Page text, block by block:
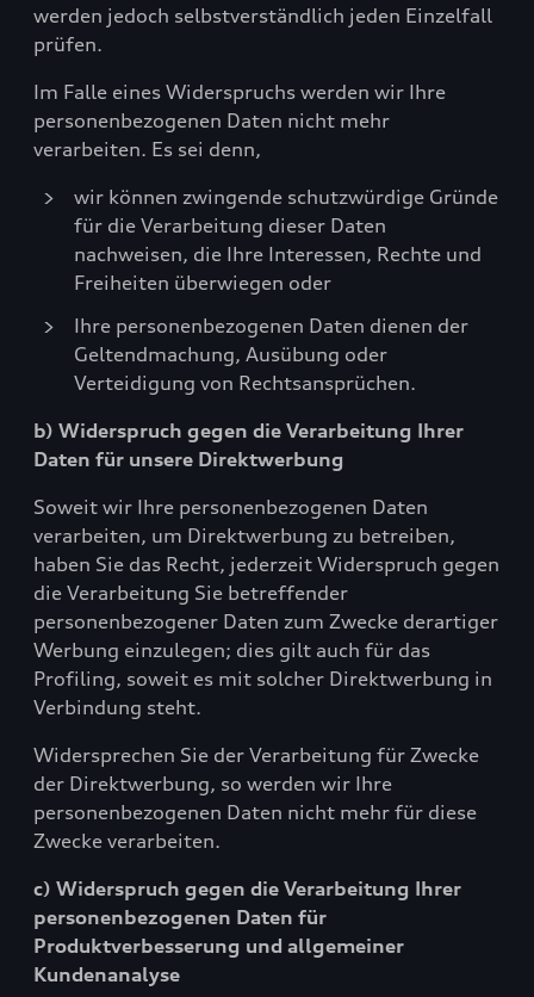
werden jedoch selbstverständlich jeden Einzelfall
prüfen.
Im Falle eines Widerspruchs werden wir Ihre
personenbezogenen Daten nicht mehr
verarbeiten. Es sei denn,
wir können zwingende schutzwürdige Gründe
für die Verarbeitung dieser Daten
nachweisen, die Ihre Interessen, Rechte und
Freiheiten überwiegen oder
Ihre personenbezogenen Daten dienen der
Geltendmachung, Ausübung oder
Verteidigung von Rechtsansprüchen.
b) Widerspruch gegen die Verarbeitung Ihrer
Daten für unsere Direktwerbung
Soweit wir Ihre personenbezogenen Daten
verarbeiten, um Direktwerbung zu betreiben,
haben Sie das Recht, jederzeit Widerspruch gegen
die Verarbeitung Sie betreffender
personenbezogener Daten zum Zwecke derartiger
Werbung einzulegen; dies gilt auch für das
Profiling, soweit es mit solcher Direktwerbung in
Verbindung steht.
Widersprechen Sie der Verarbeitung für Zwecke
der Direktwerbung, so werden wir Ihre
personenbezogenen Daten nicht mehr für diese
Zwecke verarbeiten.
c) Widerspruch gegen die Verarbeitung Ihrer
personenbezogenen Daten für
Produktverbesserung und allgemeiner
Kundenanalyse